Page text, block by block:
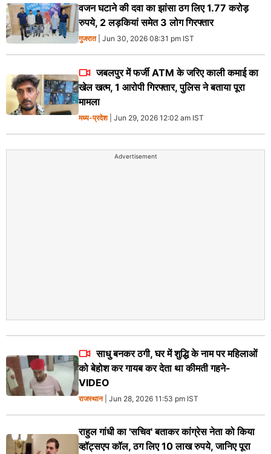
वजन घटाने की दवा का झांसा ठग लिए 1.77 करोड़
रुपये, 2 लड़कियां समेत 3 लोग गिरफ्तार
गुजरात| Jun 30, 2026 08:31 pm IST
जबलपुर में फर्जी ATM के जरिए काली कमाई का
खेल खत्म, 1 आरोपी गिरफ्तार, पुलिस ने बताया पूरा
मामला
मध्य-प्रदेश| Jun 29, 2026 12:02 am IST
Advertisement
साधु बनकर ठगी, घर में शुद्धि के नाम पर महिलाओं
को बेहोश कर गायब कर देता था कीमती गहने-
VIDEO
राजस्थान| Jun 28, 2026 11:53 pm IST
राहुल गांधी का 'सचिव' बताकर कांग्रेस नेता को किया
व्हॉट्सएप कॉल, ठग लिए 10 लाख रुपये, जानिए पूरा